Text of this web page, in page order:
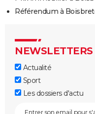
Référendum à
NEWSLETTERS
Actualité
Sport
Les dossiers d'actu